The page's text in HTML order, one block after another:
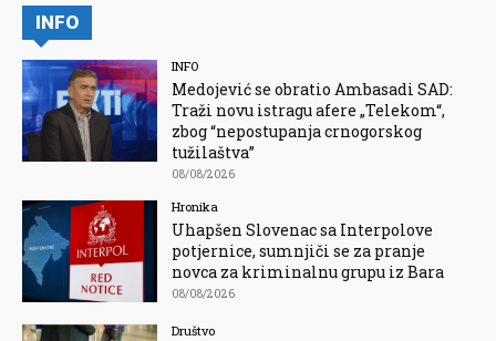
INFO
INFO
Medojević se obratio Ambasadi SAD:
Traži novu istragu afere „Telekom“,
zbog “nepostupanja crnogorskog
tužilaštva”
08/08/2026
Hronika
Uhapšen Slovenac sa Interpolove
potjernice, sumnjiči se za pranje
novca za kriminalnu grupu iz Bara
08/08/2026
Društvo